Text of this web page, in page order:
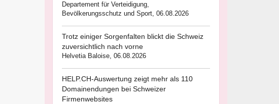
Departement für Verteidigung,
Bevölkerungsschutz und Sport, 06.08.2026
Trotz einiger Sorgenfalten blickt die Schweiz
zuversichtlich nach vorne
Helvetia Baloise, 06.08.2026
HELP.CH-Auswertung zeigt mehr als 110
Domainendungen bei Schweizer
Firmenwebsites